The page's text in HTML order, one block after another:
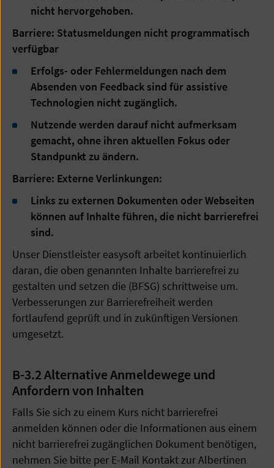
nicht hervorgehoben.
Barriere: Statusmeldungen nicht programmatisch
verfügbar
Erfolgs- oder Fehlermeldungen nach dem
Absenden von Feedback sind für assistive
Technologien nicht zugänglich.
Nutzende werden darauf nicht aufmerksam
gemacht, ohne ihren aktuellen Fokus oder
Standpunkt zu ändern.
Barriere: Externe Verlinkungen:
Links zu externen Dokumenten oder Webseiten
können auf Inhalte führen, die nicht barrierefrei
sind.
Unser Dienstleister easysoft arbeitet kontinuierlich
daran, die oben genannten Inhalte barrierefrei zu
gestalten und setzen die (BFSG) schrittweise um.
Verbesserungen zur Barrierefreiheit werden
fortlaufend geprüft und in zukünftigen Versionen
umgesetzt.
B-3.2 Alternative Anmeldewege und
Anfordern von Inhalten
Falls Sie sich zu einem Kurs nicht barrierefrei
anmelden können oder die Informationen aus einem
nicht barrierefrei zugänglichen Dokument benötigen,
nehmen Sie bitte per E-Mail Kontakt zur Albertinen